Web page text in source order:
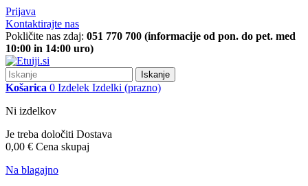
Prijava
Kontaktirajte nas
Pokličite nas zdaj: 051 770 700 (informacije od pon. do pet. med
10:00 in 14:00 uro)
Iskanje
Košarica 0 Izdelek Izdelki (prazno)
Ni izdelkov
Je treba določiti Dostava
0,00 € Cena skupaj
Na blagajno